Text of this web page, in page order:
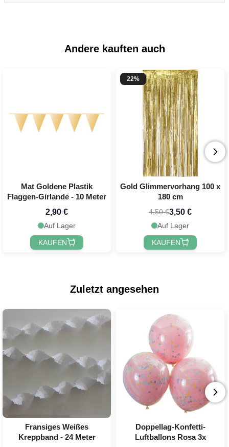
Andere kauften auch
Mat Goldene Plastik
Flaggen-Girlande - 10 Meter
2,90 €
Auf Lager
KAUFEN
22%
Gold Glimmervorhang 100 x
180 cm
4,50 €3,50 €
Auf Lager
KAUFEN
Zuletzt angesehen
Fransiges Weißes
Kreppband - 24 Meter
Doppellag-Konfetti-
Luftballons Rosa 3x